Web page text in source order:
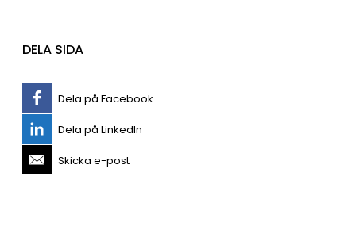
DELA SIDA
Dela på Facebook
Dela på LinkedIn
Skicka e-post